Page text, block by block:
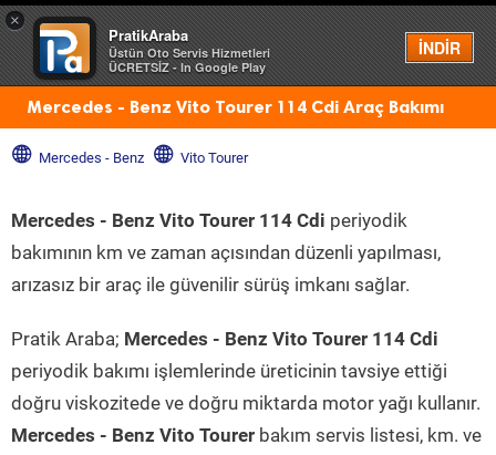
×
PratikAraba
Üstün Oto Servis Hizmetleri
ÜCRETSİZ - In Google Play
İNDİR
Menü
Mercedes - Benz Vito Tourer 114 Cdi Araç Bakımı
Mercedes - Benz Vito Tourer
Mercedes - Benz Vito Tourer 114 Cdi periyodik
bakımının km ve zaman açısından düzenli yapılması,
arızasız bir araç ile güvenilir sürüş imkanı sağlar.
Pratik Araba; Mercedes - Benz Vito Tourer 114 Cdi
periyodik bakımı işlemlerinde üreticinin tavsiye ettiği
doğru viskozitede ve doğru miktarda motor yağı kullanır.
Mercedes - Benz Vito Tourer bakım servis listesi, km. ve